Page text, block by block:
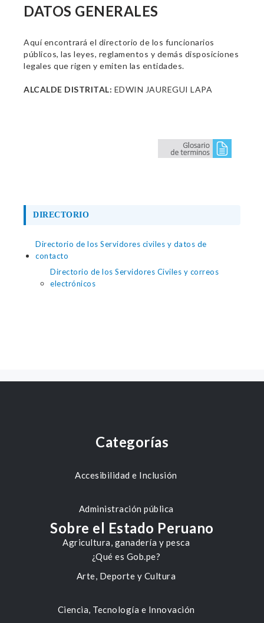
DATOS GENERALES
Aquí encontrará el directorio de los funcionarios
públicos, las leyes, reglamentos y demás disposiciones
legales que rigen y emiten las entidades.
ALCALDE DISTRITAL: EDWIN JAUREGUI LAPA
DIRECTORIO
Directorio de los Servidores civiles y datos de
contacto
Directorio de los Servidores Civiles y correos
electrónicos
Categorías
Accesibilidad e Inclusión
Administración pública
Agricultura, ganadería y pesca
Arte, Deporte y Cultura
Ciencia, Tecnología e Innovación
Sobre el Estado Peruano
¿Qué es Gob.pe?